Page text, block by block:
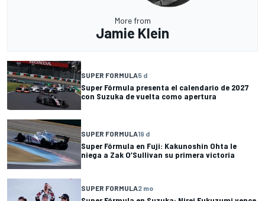
More from
Jamie Klein
SUPER FORMULA5 d
Super Fórmula presenta el calendario de 2027
con Suzuka de vuelta como apertura
SUPER FORMULA19 d
Super Fórmula en Fuji: Kakunoshin Ohta le
niega a Zak O’Sullivan su primera victoria
SUPER FORMULA2 mo